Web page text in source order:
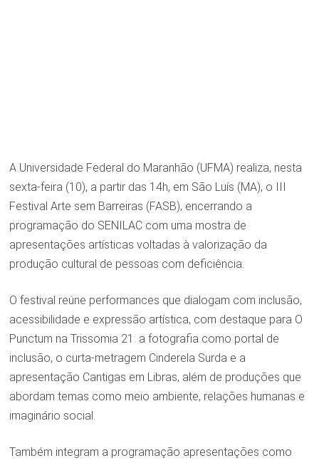
A Universidade Federal do Maranhão (UFMA) realiza, nesta
sexta-feira (10), a partir das 14h, em São Luís (MA), o III
Festival Arte sem Barreiras (FASB), encerrando a
programação do SENILAC com uma mostra de
apresentações artísticas voltadas à valorização da
produção cultural de pessoas com deficiência.
O festival reúne performances que dialogam com inclusão,
acessibilidade e expressão artística, com destaque para O
Punctum na Trissomia 21: a fotografia como portal de
inclusão, o curta-metragem Cinderela Surda e a
apresentação Cantigas em Libras, além de produções que
abordam temas como meio ambiente, relações humanas e
imaginário social.
Também integram a programação apresentações como